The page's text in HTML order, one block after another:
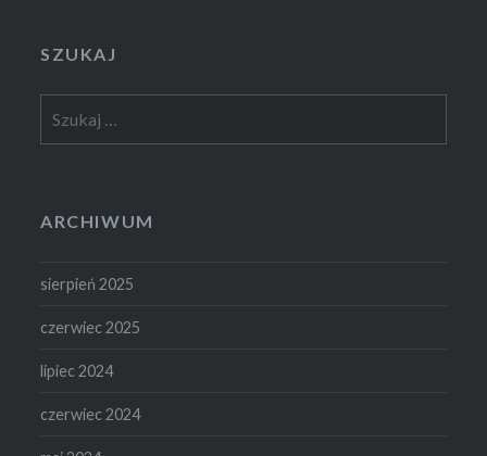
SZUKAJ
ARCHIWUM
sierpień 2025
czerwiec 2025
lipiec 2024
czerwiec 2024